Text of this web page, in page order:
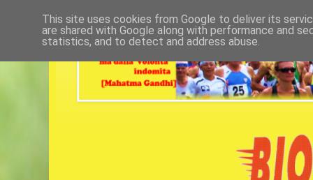
This site uses cookies from Google to deliver its
are shared with Google along with performance and
statistics, and to detect and address abuse.